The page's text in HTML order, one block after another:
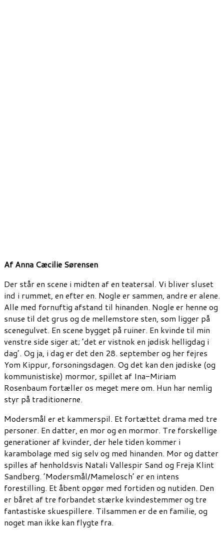
Af Anna Cæcilie Sørensen
Der står en scene i midten af en teatersal. Vi bliver sluset
ind i rummet, en efter en. Nogle er sammen, andre er alene.
Alle med fornuftig afstand til hinanden. Nogle er henne og
snuse til det grus og de mellemstore sten, som ligger på
scenegulvet. En scene bygget på ruiner. En kvinde til min
venstre side siger at; ’deter vistnok en jødisk helligdag i
dag’. Og ja, i dag er det den 28. september og her fejres
Yom Kippur, forsoningsdagen. Og det kan den jødiske (og
kommunistiske) mormor, spillet af Ina-Miriam
Rosenbaum fortæller os meget mere om. Hun har nemlig
styr på traditionerne.
Modersmål er et kammerspil. Et fortættet drama med tre
personer. En datter, en mor og en mormor. Tre forskellige
generationer af kvinder, der hele tiden kommer i
karambolage med sig selv og med hinanden. Mor og datter
spilles af henholdsvis Natali Vallespir Sand og Freja Klint
Sandberg. ’Modersmål/Mamelosch’ er en intens
forestilling. Et åbent opgør med fortiden og nutiden. Den
er båret af tre forbandet stærke kvindestemmer og tre
fantastiske skuespillere. Tilsammen er de en familie, og
noget man ikke kan flygte fra.